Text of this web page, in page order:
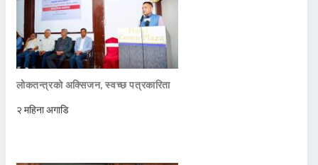
लोकतन्त्रको अक्सिजन, स्वच्छ पत्रकारिता
२ महिना अगाडि